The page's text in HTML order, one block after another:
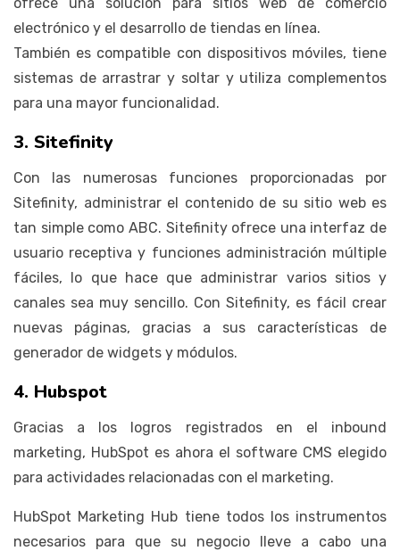
electrónico y el desarrollo de tiendas en línea.
También es compatible con dispositivos móviles, tiene
sistemas de arrastrar y soltar y utiliza complementos
para una mayor funcionalidad.
3. Sitefinity
Con las numerosas funciones proporcionadas por
Sitefinity, administrar el contenido de su sitio web es
tan simple como ABC. Sitefinity ofrece una interfaz de
usuario receptiva y funciones administración múltiple
fáciles, lo que hace que administrar varios sitios y
canales sea muy sencillo. Con Sitefinity, es fácil crear
nuevas páginas, gracias a sus características de
generador de widgets y módulos.
4. Hubspot
Gracias a los logros registrados en el inbound
marketing, HubSpot es ahora el software CMS elegido
para actividades relacionadas con el marketing.
HubSpot Marketing Hub tiene todos los instrumentos
necesarios para que su negocio lleve a cabo una